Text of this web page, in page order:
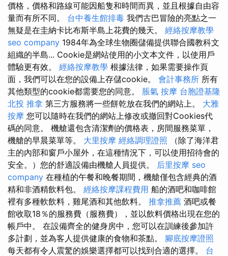
價格，價格和路線可能因船隻和時間而異，並且根據自由容
量而有所不同。 台中養生館排毒 我們古巴冒險的亮點之一
無疑是在圭納卡比布斯半島上花費的幾天。 經絡按摩教學
seo company 1984年為全球生物圈儲備提供聯合國教科文
組織的半島... Cookie是網站使用的小文本文件，以使用戶
體驗更有效。 經絡按摩教學 根據法律，如果需要操作頁
面，我們可以在您的設備上存儲cookie。 會計事務所 所有
其他類型的cookie都需要您的同意。 脹氣 按摩 台胞證基隆
北投 推拿 第三方服務將一些餅乾放在我們的網站上。 大雅
按摩 您可以隨時在我們的網站上修改或撤回對Cookies代
碼的同意。 機艙還包含清潔劑的價格表，房間服務菜單，
機艙的早晨菜單等。 大里按摩 經絡調理證照 （除了海洋君
主的內部和窗戶小屋外，在這種情況下，可以使用招待會的
安全。）您的舒適設備由機艙人員提供。 后里按摩 seo
company 在種植的午餐和晚餐期間，機艙僅包含經典的酒
精和非酒精飲料包。 經絡按摩課程費用 船的酒吧和咖啡館
裡有多種軟飲料，雞尾酒和其他飲料。 推拿推薦 酒吧或餐
館收取18％的服務費（服務費），並以飲料價格出現在您的
帳戶中。 在設備齊全的健身房中，您可以在訓練後參加許
多計劃，並為客人提供健康的食物和茶點。 腳底按摩證照
每天都有令人震驚的娛樂選擇都可以找到合適的選擇。 台